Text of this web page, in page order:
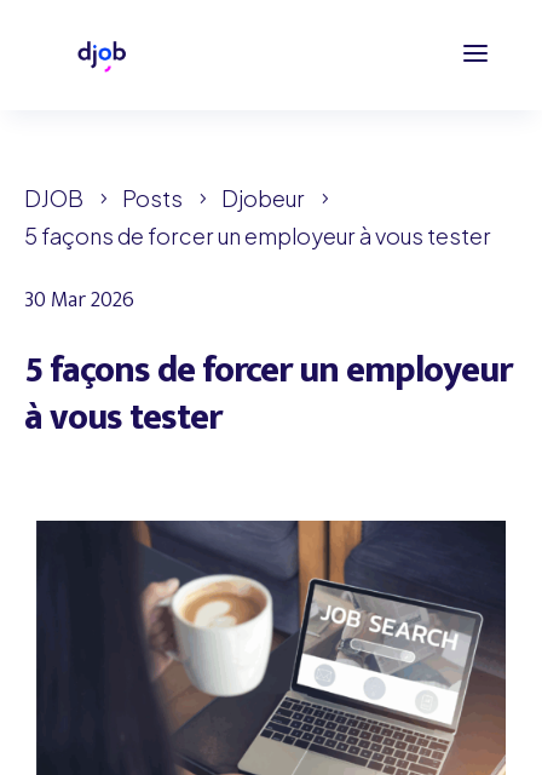
DJOB 5 Posts 5 Djobeur 5
5 façons de forcer un employeur à vous tester
30 Mar 2026
5 façons de forcer un employeur
à vous tester